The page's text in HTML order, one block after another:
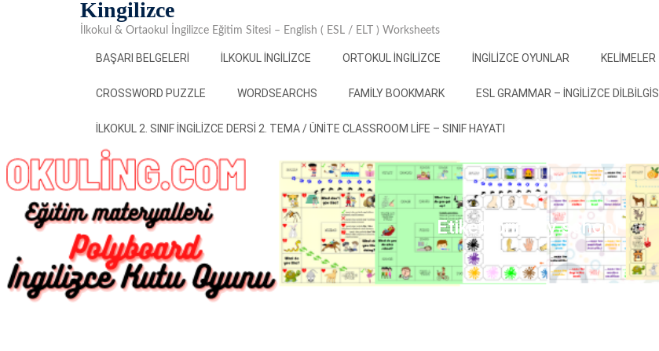
Kingilizce
İlkokul & Ortaokul İngilizce Eğitim Sitesi – English ( ESL / ELT ) Worksheets
BAŞARI BELGELERI İLKOKUL İNGILIZCE ORTOKUL İNGILIZCE İNGILIZCE OYUNLAR KELIMELER
CROSSWORD PUZZLE WORDSEARCHS FAMILY BOOKMARK ESL GRAMMAR – İNGILIZCE DILBILGISI
İLKOKUL 2. SINIF İNGILIZCE DERSI 2. TEMA / ÜNITE CLASSROOM LIFE – SINIF HAYATI
Etiket: primary school